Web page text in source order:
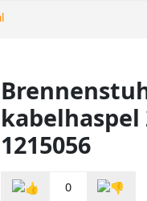
kabelhaspel
1215056
0